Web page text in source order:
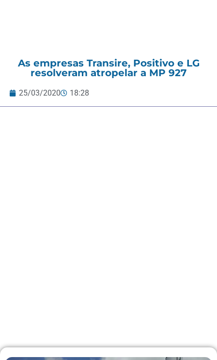
As empresas Transire, Positivo e LG
resolveram atropelar a MP 927
25/03/2020 18:28